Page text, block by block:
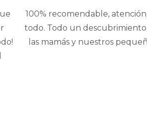
100% recomendable,
todo. Todo un
las mamás y nuestros